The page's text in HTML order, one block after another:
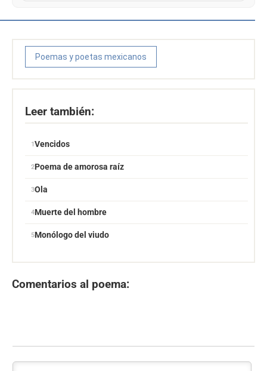
Poemas y poetas mexicanos
Leer también:
Vencidos
Poema de amorosa raíz
Ola
Muerte del hombre
Monólogo del viudo
Comentarios al poema: